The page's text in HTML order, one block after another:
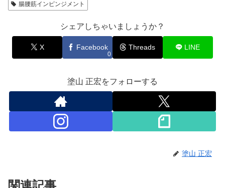
腸腰筋インピンジメント
シェアしちゃいましょうか？
X Facebook
0
Threads LINE
塗山 正宏をフォローする
塗山 正宏
関連記事